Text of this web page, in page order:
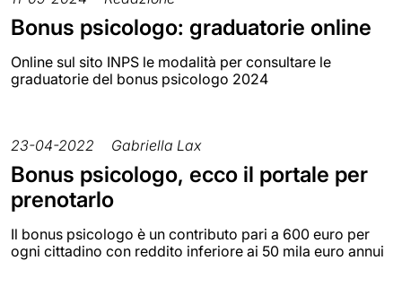
Bonus psicologo: graduatorie online
Online sul sito INPS le modalità per consultare le
graduatorie del bonus psicologo 2024
23-04-2022 Gabriella Lax
Bonus psicologo, ecco il portale per
prenotarlo
Il bonus psicologo è un contributo pari a 600 euro per
ogni cittadino con reddito inferiore ai 50 mila euro annui